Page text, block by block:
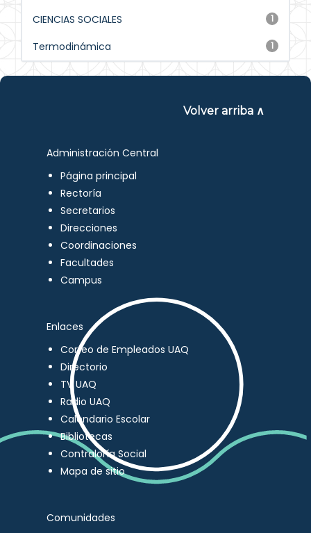
1
CIENCIAS SOCIALES
1
Termodinámica
Volver arriba ∧
Administración Central
Página principal
Rectoría
Secretarios
Direcciones
Coordinaciones
Facultades
Campus
Enlaces
Correo de Empleados UAQ
Directorio
TV UAQ
Radio UAQ
Calendario Escolar
Bibliotecas
Contraloría Social
Mapa de sitio
Comunidades